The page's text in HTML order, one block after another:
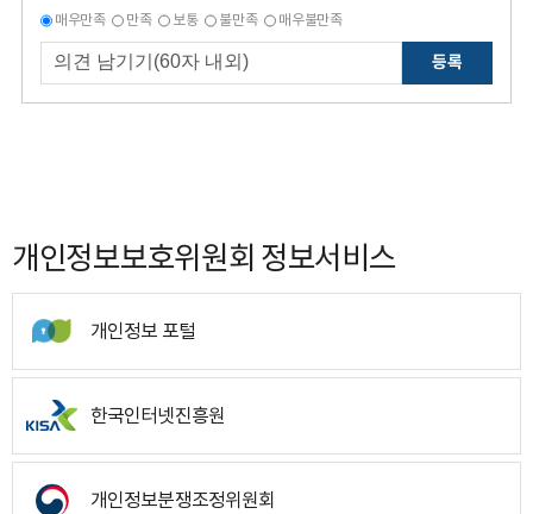
매우만족 만족 보통 불만족 매우불만족
등록
개인정보보호위원회 정보서비스
개인정보 포털
한국인터넷진흥원
개인정보분쟁조정위원회